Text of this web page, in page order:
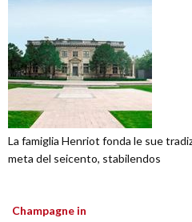
La famiglia Henriot fonda le sue
meta del seicento, stabilendos
Champagne in